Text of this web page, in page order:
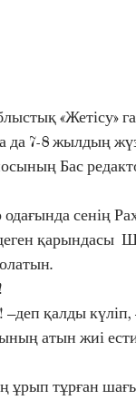
7-8 жылдың
Бас
қарындасы
атын жиі